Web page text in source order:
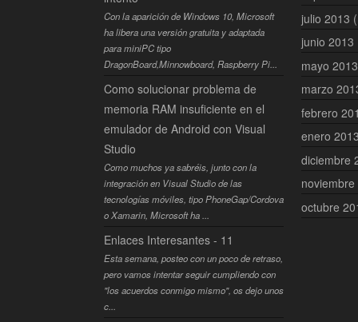
Con la aparición de Windows 10, Microsoft
ha libera una versión gratuita y adaptada
para miniPC tipo
DragonBoard,Minnowboard, Raspberry Pi...
Como solucionar problema de
memoria RAM insuficiente en el
emulador de Android con Visual
Studio
Como muchos ya sabréis, junto con la
integración en Visual Studio de las
tecnologías móviles, tipo PhoneGap/Cordova
o Xamarin, Microsoft ha ...
Enlaces Interesantes - 11
Esta semana, posteo con un poco de retraso,
pero vamos intentar seguir cumpliendo con
"los acuerdos conmigo mismo", os dejo unos
c...
julio 2013
junio 2013
mayo
marzo
febrero
enero
diciembre
octubre